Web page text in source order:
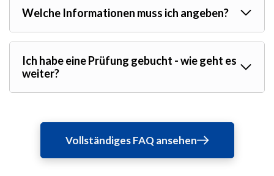
Welche Informationen muss ich angeben?
Ich habe eine Prüfung gebucht - wie geht es
weiter?
Vollständiges FAQ ansehen